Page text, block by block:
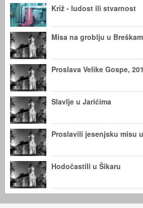
Križ - ludost ili stvarnost
Misa na groblju u
Proslava Velike Gospe,
Slavlje u Jarićima
Proslavili jesenjsku misu
Hodočastili u Šikaru